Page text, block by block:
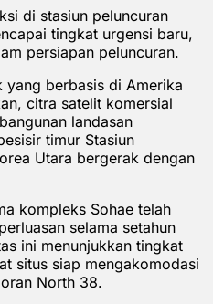
di stasiun peluncuran
tingkat urgensi baru,
persiapan peluncuran.
yang berbasis di Amerika
citra satelit komersial
landasan
timur Stasiun
Utara bergerak dengan
kompleks Sohae telah
selama setahun
ini menunjukkan tingkat
situs siap mengakomodasi
North 38.